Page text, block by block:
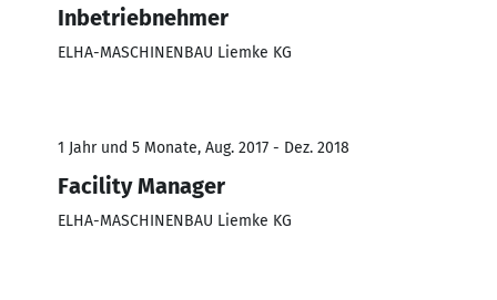
Inbetriebnehmer
ELHA-MASCHINENBAU Liemke KG
1 Jahr und 5 Monate, Aug. 2017 - Dez. 2018
Facility Manager
ELHA-MASCHINENBAU Liemke KG